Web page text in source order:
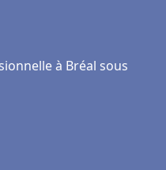
à Bréal sous